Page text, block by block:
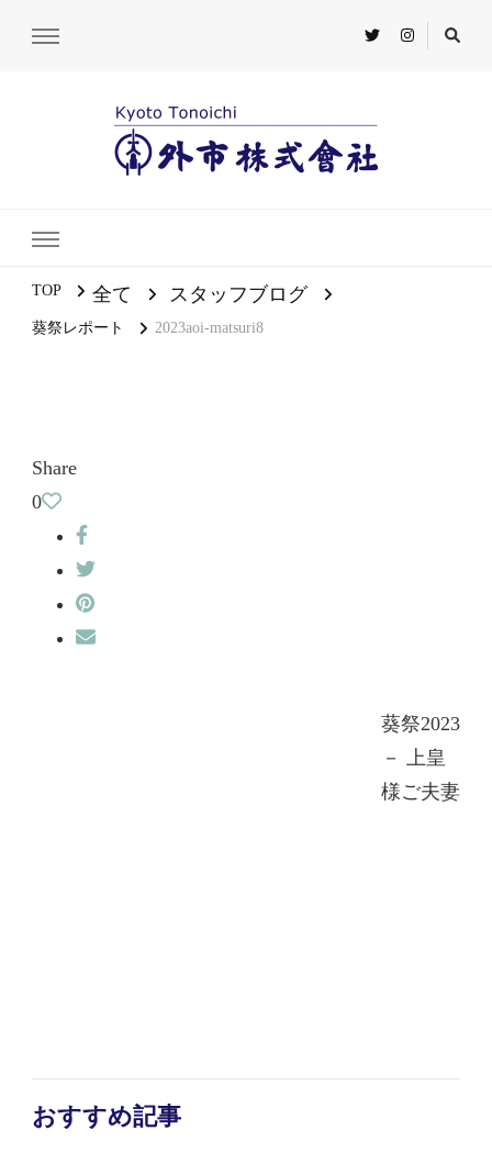
TOP 全て スタッフブログ
葵祭レポート 2023aoi-matsuri8
Share
0
葵祭2023
－ 上皇
様ご夫妻
おすすめ記事